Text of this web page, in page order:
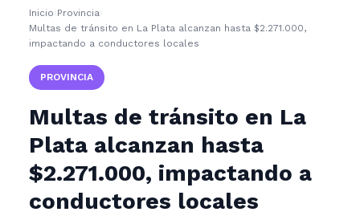
Inicio ›Provincia›
Multas de tránsito en La Plata alcanzan hasta $2.271.000,
impactando a conductores locales
PROVINCIA
Multas de tránsito en La
Plata alcanzan hasta
$2.271.000, impactando a
conductores locales